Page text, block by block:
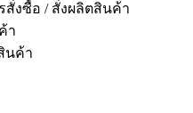
สั่งซื้อ / สั่งผลิตสินค้า
า
นค้า